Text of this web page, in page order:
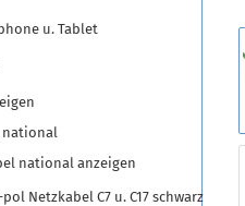
u. Tablet
national
national anzeigen
pol Netzkabel C7 u. C17 schwarz